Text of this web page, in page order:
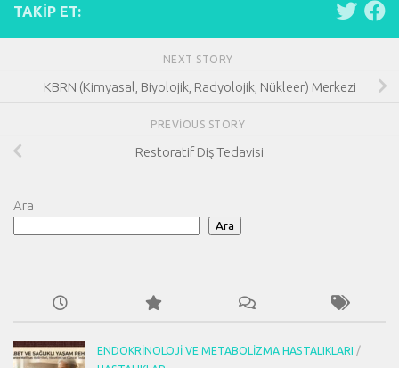
TAKIP ET:
NEXT STORY
KBRN (Kimyasal, Biyolojik, Radyolojik, Nükleer) Merkezi
PREVIOUS STORY
Restoratif Diş Tedavisi
Ara
Ara
ENDOKRINOLOJI VE METABOLIZMA HASTALIKLARI
/